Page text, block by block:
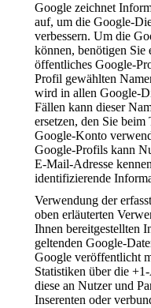
Google zeichnet
auf, um die Google-
verbessern. Um die
können, benötigen Sie
öffentliches Google-
Profil gewählten
wird in allen Google-
Fällen kann dieser
ersetzen, den Sie
Google-Konto
Google-Profils kann
E-Mail-Adresse
identifizierende
Verwendung der
oben erläuterten
Ihnen bereitgestellten
geltenden Google-
Google veröffentlicht
Statistiken über die
diese an Nutzer und
Inserenten oder